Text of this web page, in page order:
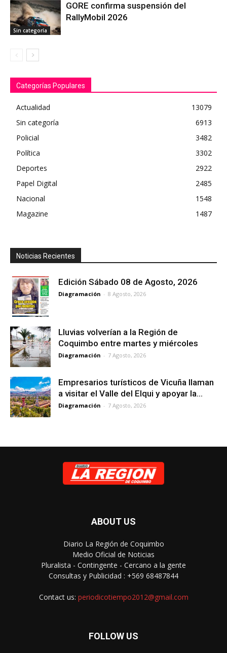
Sin categoría
GORE confirma suspensión del
RallyMobil 2026
Categorías Populares
Actualidad
13079
Sin categoría
6913
Policial
3482
Política
3302
Deportes
2922
Papel Digital
2485
Nacional
1548
Magazine
1487
Noticias Recientes
Edición Sábado 08 de Agosto, 2026
Diagramación - 8 Agosto, 2026
Lluvias volverían a la Región de
Coquimbo entre martes y miércoles
Diagramación - 7 Agosto, 2026
Empresarios turísticos de Vicuña llaman
a visitar el Valle del Elqui y apoyar la...
Diagramación - 7 Agosto, 2026
ABOUT US
Diario La Región de Coquimbo
Medio Oficial de Noticias
Pluralista - Contingente - Cercano a la gente
Consultas y Publicidad : +569 68487844
Contact us: periodicotiempo2012@gmail.com
FOLLOW US